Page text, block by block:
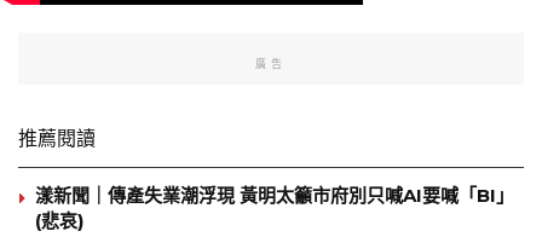
廣告
推薦閱讀
漾新聞｜傳產失業潮浮現 黃明太籲市府別只喊AI要喊「BI」
(悲哀)